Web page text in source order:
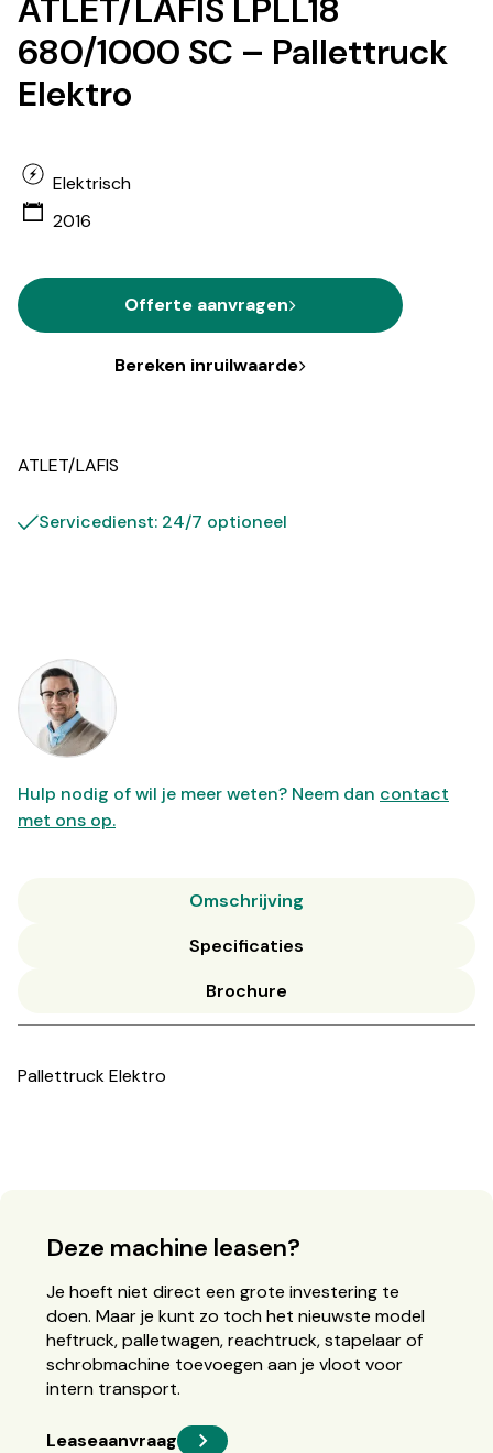
ATLET/LAFIS LPLL18
680/1000 SC – Pallettruck
Elektro
Elektrisch
2016
Offerte aanvragen
Bereken inruilwaarde
ATLET/LAFIS
Servicedienst: 24/7 optioneel
Hulp nodig of wil je meer weten? Neem dan contact
met ons op.
Omschrijving
Specificaties
Brochure
Pallettruck Elektro
Deze machine leasen?
Je hoeft niet direct een grote investering te
doen. Maar je kunt zo toch het nieuwste model
heftruck, palletwagen, reachtruck, stapelaar of
schrobmachine toevoegen aan je vloot voor
intern transport.
Leaseaanvraag